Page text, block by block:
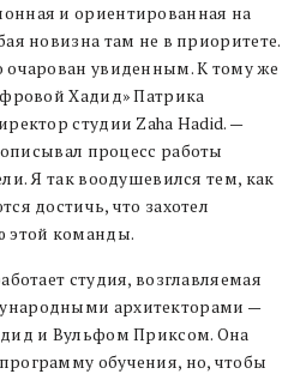
и ориентированная на
новизна там не в приоритете.
увиденным. К тому же
Хадид» Патрика
студии Zaha Hadid. —
процесс работы
Я так воодушевился тем, как
достичь, что захотел
этой команды.
студия, возглавляемая
архитекторами —
и Вульфом Приксом. Она
обучения, но, чтобы